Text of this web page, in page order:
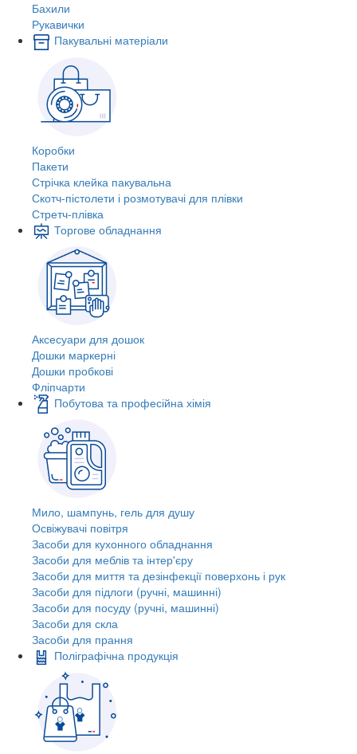
Бахили
Рукавички
Пакувальні матеріали
Коробки
Пакети
Стрічка клейка пакувальна
Скотч-пістолети і розмотувачі для плівки
Стретч-плівка
Торгове обладнання
Аксесуари для дошок
Дошки маркерні
Дошки пробкові
Фліпчарти
Побутова та професійна хімія
Мило, шампунь, гель для душу
Освіжувачі повітря
Засоби для кухонного обладнання
Засоби для меблів та інтер'єру
Засоби для миття та дезінфекції поверхонь і рук
Засоби для підлоги (ручні, машинні)
Засоби для посуду (ручні, машинні)
Засоби для скла
Засоби для прання
Поліграфічна продукція